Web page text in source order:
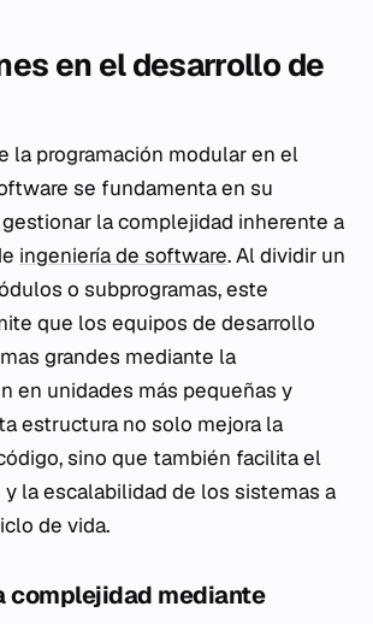
en el desarrollo de
la programación modular en el
se fundamenta en su
la complejidad inherente a
ingeniería de software. Al dividir un
o subprogramas, este
que los equipos de desarrollo
grandes mediante la
en unidades más pequeñas y
estructura no solo mejora la
sino que también facilita el
la escalabilidad de los sistemas a
de vida.
complejidad mediante